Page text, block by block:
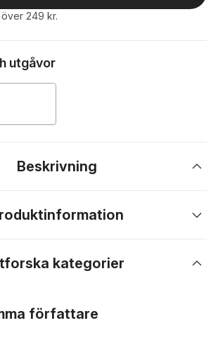
249 kr.
utgåvor
Beskrivning
kategorier
författare